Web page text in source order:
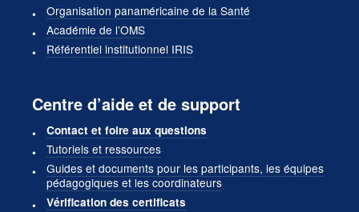
Organisation panaméricaine de la Santé
Académie de l’OMS
Référentiel institutionnel IRIS
Centre d’aide et de support
Contact et foire aux questions
Tutoriels et ressources
Guides et documents pour les participants, les équipes
pédagogiques et les coordinateurs
Vérification des certificats